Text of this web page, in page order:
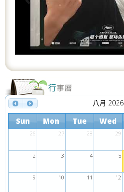
八月 2026
Sun Mon Tue Wed
26 27 28 29
2 3 4 5
9 10 11 12